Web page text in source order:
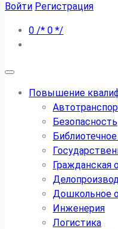
Войти Регистрация
0 /* 0 */
Повышение
Безопасность
Гражданская
Дошкольное
Инженерия
Логистика